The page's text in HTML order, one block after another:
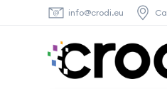
info@crodi.eu